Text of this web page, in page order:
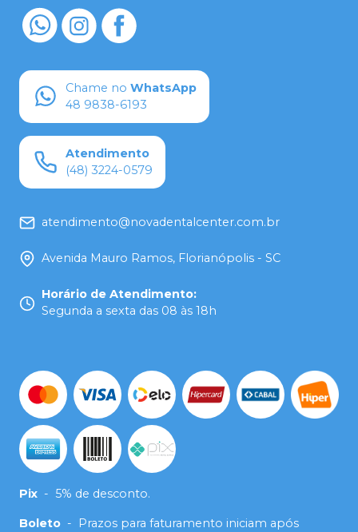
Chame no WhatsApp
48 9838-6193
Atendimento
(48) 3224-0579
atendimento@novadentalcenter.com.br
Avenida Mauro Ramos, Florianópolis - SC
Horário de Atendimento:
Segunda a sexta das 08 às 18h
Pix - 5% de desconto.
Boleto -
Prazos para faturamento iniciam após